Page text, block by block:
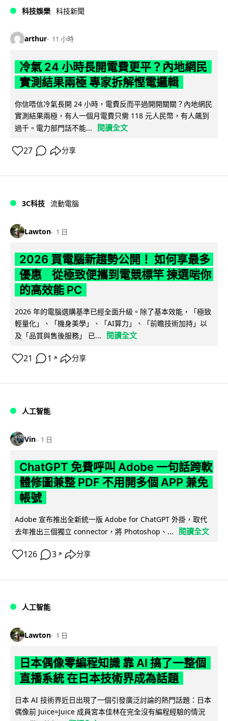
科技娛樂 科技新聞
arthur 11 小時
冷氣 24 小時長開電費更平？內地網民
實測結果兩極 專家拆解慳電邏輯
你信唔信冷氣長開 24 小時，電費反而平過開開關關？內地網民
實測結果兩極，有人一個月電費只需 118 元人民幣，有人飆到
過千。電力部門話不能...
閱讀全文
27 分享
3C科技 流動電腦
Lawton 1 日
2026 買電腦新趨勢公開！ 如何享最多
優惠 從極致便攜到電競標竿 揀選啱你
的高效能 PC
2026 年的電腦選購基準已經全面升級。除了基本效能，「極致
輕量化」、「機身美學」、「AI算力」、「前瞻技術加持」以
及「品質與售後服務」 已...
閱讀全文
21 1 ↗ 分享
人工智能
Vin 1 日
ChatGPT 免費呼叫 Adobe 一句話跨軟
體修圖兼整 PDF 不用開多個 APP 兼免
帳號
Adobe 宣布推出全新統一版 Adobe for ChatGPT 外掛，取代
去年推出三個獨立 connector，將 Photoshop、...
閱讀全文
126 3 ↗ 分享
人工智能
Lawton 1 日
日本偶像零編程知識 靠 AI 搞了一整個
直播系統 在日本技術界成為話題
日本 AI 技術界近日出現了一個引發廣泛討論的熱門話題：日本
偶像前 Juice=Juice 成員宮本佳林在完全沒有編程經驗的情況